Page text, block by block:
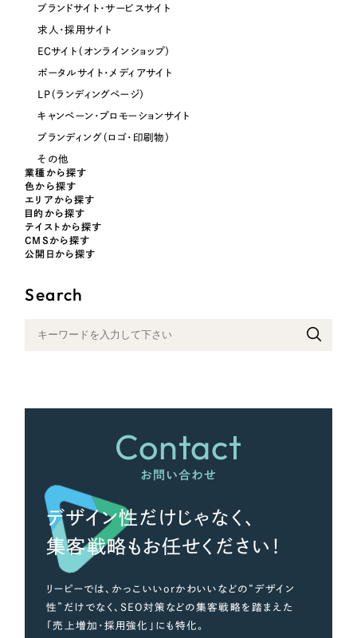
オレンジ・橙色
イエロー・黄色
グリーン・緑色
ブルー・青色
パープル・紫色
ピンク・桃色
カラフル・多色
その他
ブランドサイト・サービスサイト
求人・採用サイト
ECサイト（オンラインショップ）
ポータルサイト・メディアサイト
LP（ランディングページ）
キャンペーン・プロモーションサイト
ブランディング（ロゴ・印刷物）
その他
業種から探す
色から探す
エリアから探す
目的から探す
テイストから探す
CMSから探す
公開日から探す
Search
Contact
お問い合わせ
デザイン性だけじゃなく、
集客戦略もお任せください！
リーピーでは、かっこいいorかわいいなどの“デザイン
性”だけでなく、SEO対策などの集客戦略を踏まえた
「売上増加・採用強化」にも特化。